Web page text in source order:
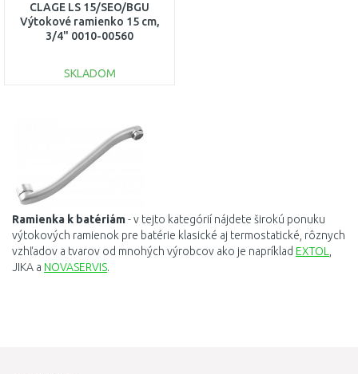
CLAGE LS 15/SEO/BGU
Výtokové ramienko 15 cm,
3/4" 0010-00560
SKLADOM
Porovnať
Ramienka k batériám- v tejto kategórií nájdete širokú ponuku
výtokových ramienok pre batérie klasické aj termostatické, rôznych
vzhľadov a tvarov od mnohých výrobcov ako je napríklad EXTOL
JIKA a NOVASERVIS.